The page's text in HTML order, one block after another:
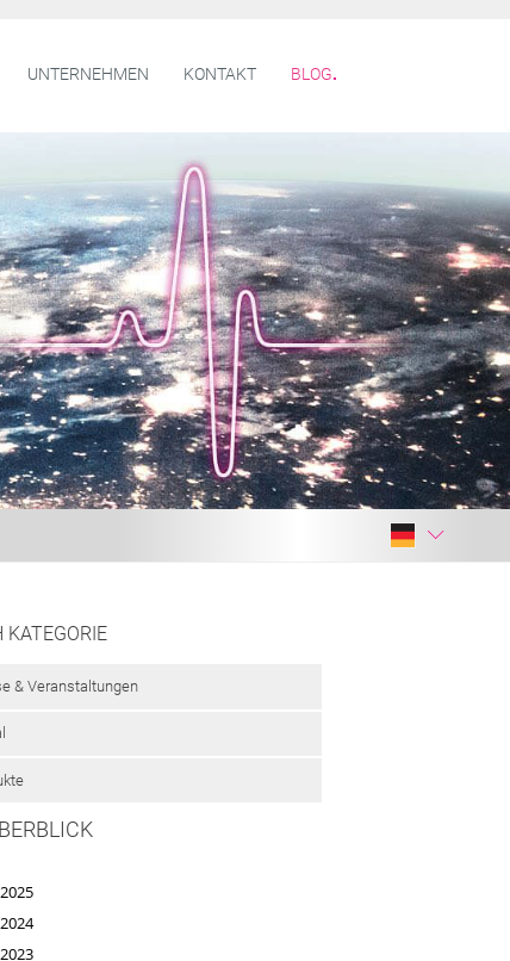
UNTERNEHMEN KONTAKT BLOG
KATEGORIE
& Veranstaltungen
2025
2024
2023